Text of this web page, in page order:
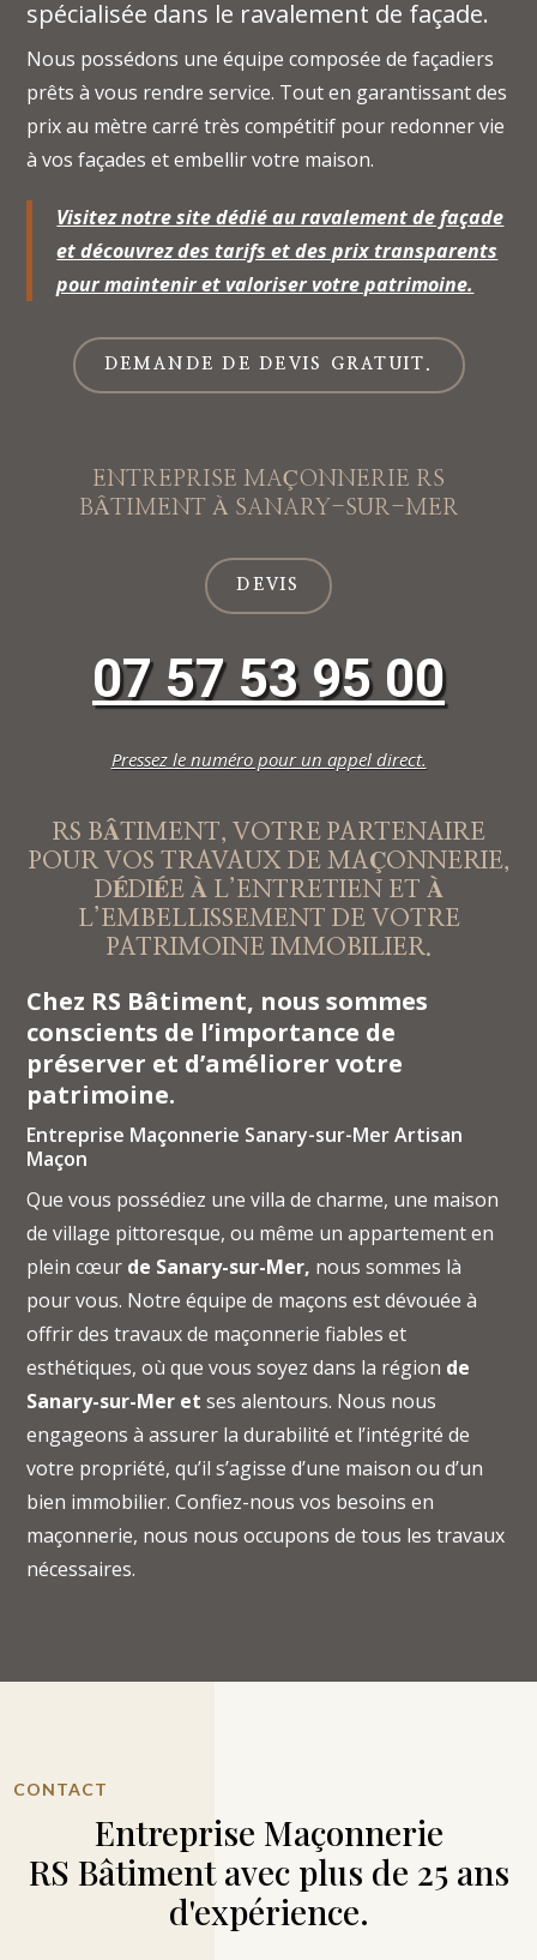
spécialisée dans le ravalement de façade.
Nous possédons une équipe composée de façadiers
prêts à vous rendre service. Tout en garantissant des
prix au mètre carré très compétitif pour redonner vie
à vos façades et embellir votre maison.
Visitez notre site dédié au ravalement de façade
et découvrez des tarifs et des prix transparents
pour maintenir et valoriser votre patrimoine.
DEMANDE DE DEVIS GRATUIT.
ENTREPRISE MAÇONNERIE RS
BÂTIMENT À SANARY-SUR-MER
DEVIS
07 57 53 95 00
Pressez le numéro pour un appel direct.
RS BÂTIMENT, VOTRE PARTENAIRE
POUR VOS TRAVAUX DE MAÇONNERIE,
DÉDIÉE À L’ENTRETIEN ET À
L’EMBELLISSEMENT DE VOTRE
PATRIMOINE IMMOBILIER.
Chez RS Bâtiment, nous sommes
conscients de l’importance de
préserver et d’améliorer votre
patrimoine.
Entreprise Maçonnerie Sanary-sur-Mer Artisan
Maçon
Que vous possédiez une villa de charme, une maison
de village pittoresque, ou même un appartement en
plein cœur de Sanary-sur-Mer, nous sommes là
pour vous. Notre équipe de maçons est dévouée à
offrir des travaux de maçonnerie fiables et
esthétiques, où que vous soyez dans la région de
Sanary-sur-Mer et ses alentours. Nous nous
engageons à assurer la durabilité et l’intégrité de
votre propriété, qu’il s’agisse d’une maison ou d’un
bien immobilier. Confiez-nous vos besoins en
maçonnerie, nous nous occupons de tous les travaux
nécessaires.
CONTACT
Entreprise Maçonnerie
RS Bâtiment avec plus de 25 ans
d'expérience.